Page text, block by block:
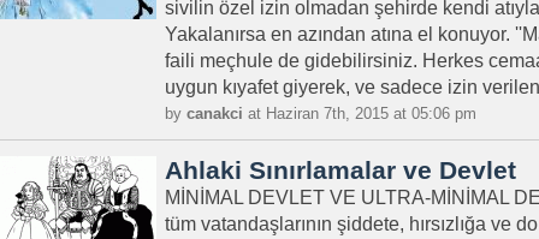
sivilin özel izin olmadan şehirde kendi
Yakalanırsa en azından atına el konuyor.
faili meçhule de gidebilirsiniz. Herkes
uygun kıyafet giyerek, ve sadece izin
by canakci at Haziran 7th, 2015 at 05:06 pm
Ahlaki Sınırlamalar ve Devlet
MİNİMAL DEVLET VE ULTRA-MİNİMAL
tüm vatandaşlarının şiddete, hırsızlığa ve